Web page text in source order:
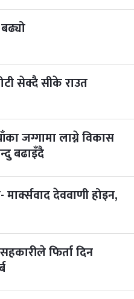
सेक्दै सीके राउत
जग्गामा लाग्ने विकास
बढाइँदै
मार्क्सवाद देववाणी होइन,
फिर्ता दिन